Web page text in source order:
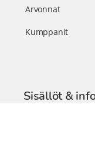
Arvonnat
Kumppanit
Sisällöt &